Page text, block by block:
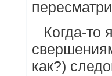
Когда-то
как?)